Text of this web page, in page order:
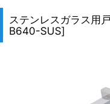
ステンレスガラス用
B640-SUS]